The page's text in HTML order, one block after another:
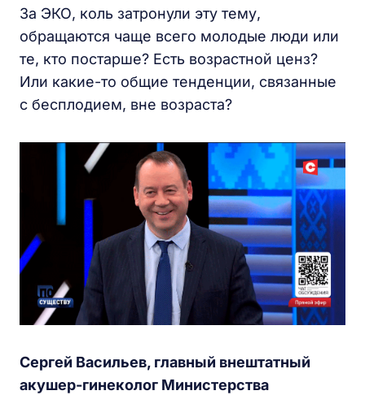
За ЭКО, коль затронули эту тему,
обращаются чаще всего молодые люди или
те, кто постарше? Есть возрастной ценз?
Или какие-то общие тенденции, связанные
с бесплодием, вне возраста?
Сергей Васильев, главный внештатный
акушер-гинеколог Министерства